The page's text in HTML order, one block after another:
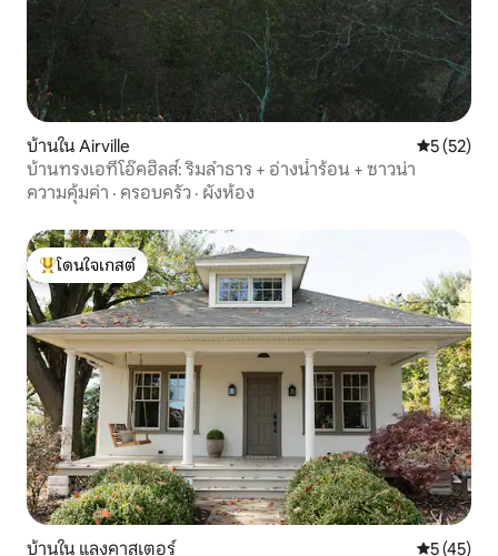
บ้านใน Airville คะแนนเฉลี่
5 (52)
บ้านทรงเอที่โอ๊คฮิลส์: ริมลำธาร + อ่างน้ำร้อน + ซาวน่า
ความคุ้มค่า · ครอบครัว · ผังห้อง
โดนใจเกสต์ที่สุด
โดนใจเกสต์
บ้านใน แลงคาสเตอร์ คะแนนเฉลี่
5 (45)